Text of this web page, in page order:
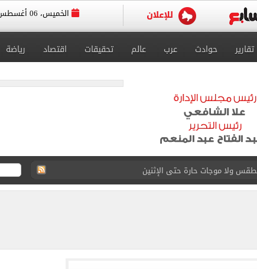
الخميس، 06 أغسطس 2026
تقارير حوادث عرب عالم تحقيقات اقتصاد رياضة
صلاح بحصد لقب الدورى التركى.. فيديو
الولايات المتحدة.. خبير: إما مات أو أصبح عاجزا
سلعى لفترات آمنة تصل فى بعض السلع إلى عام كامل